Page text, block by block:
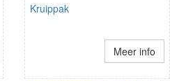
Kruippak
Meer info